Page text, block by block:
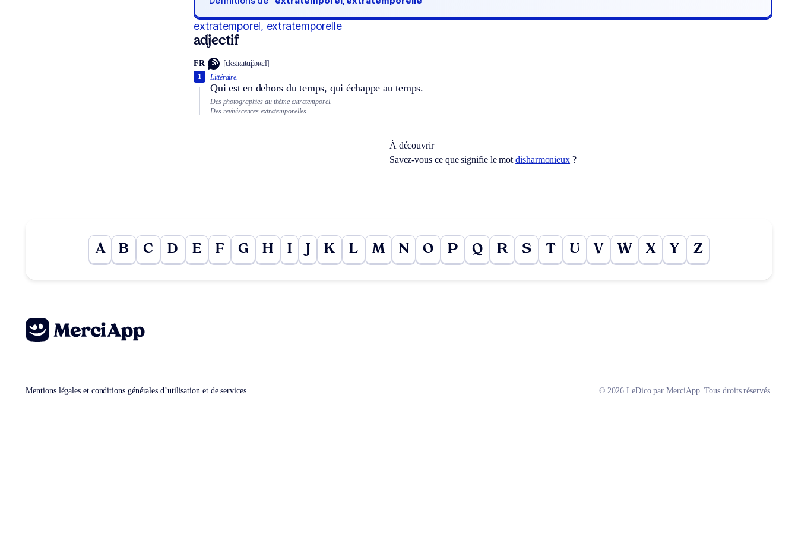
extratemporel, extratemporelle
adjectif
FR [ɛkstʀatɑ̃pɔʀɛl]
Littéraire.
Qui est en dehors du temps, qui échappe au temps.
1
Des photographies au thème extratemporel.
Des reviviscences extratemporelles.
À découvrir
Savez-vous ce que signifie le motdisharmonieux ?
A B C D E F G H I K L M N O P Q R S T U V W X Y Z
Mentions légales et conditions générales d’utilisation et de services © 2026 LeDico par MerciApp. Tous droits réservés.